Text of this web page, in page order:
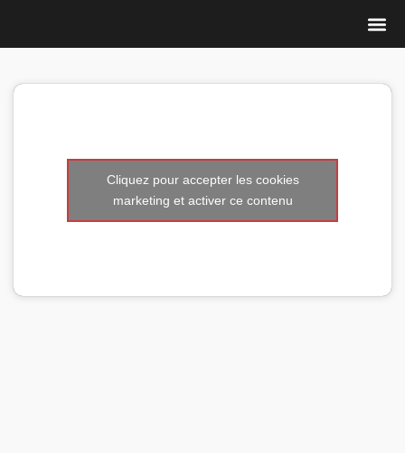
Cliquez pour accepter les cookies
marketing et activer ce contenu